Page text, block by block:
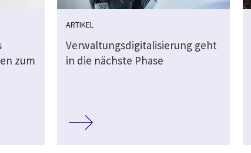
zum
ARTIKEL
Verwaltungsdigitalisierung geht
in die nächste Phase